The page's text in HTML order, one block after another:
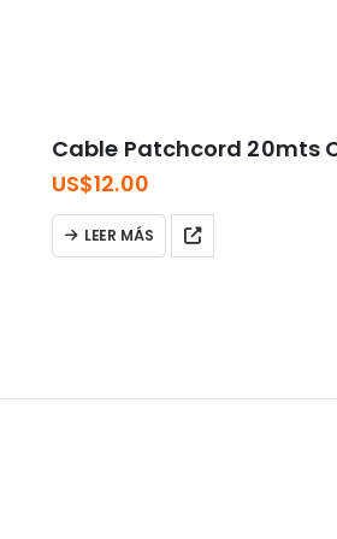
Cable Patchcord 20mts
US$12.00
LEER MÁS